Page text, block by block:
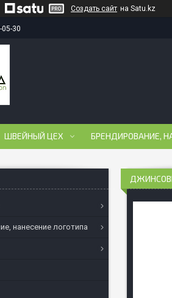
Создать сайт на Satu.kz
30
ШВЕЙНЫЙ ЦЕХ БРЕНДИРОВАНИЕ,
нанесение логотипа